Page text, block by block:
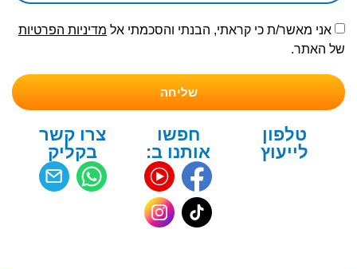
אני מאשר/ת כי קראתי, הבנתי והסכמתי אל מדיניות הפרטיות
של האתר.
שליחה
טלפון
לייעוץ
חפשו
אותנו ב:
צרו קשר
בקליק